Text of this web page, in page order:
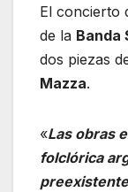
El concierto
de la Banda
dos piezas
Mazza.
«Las obras
folclórica